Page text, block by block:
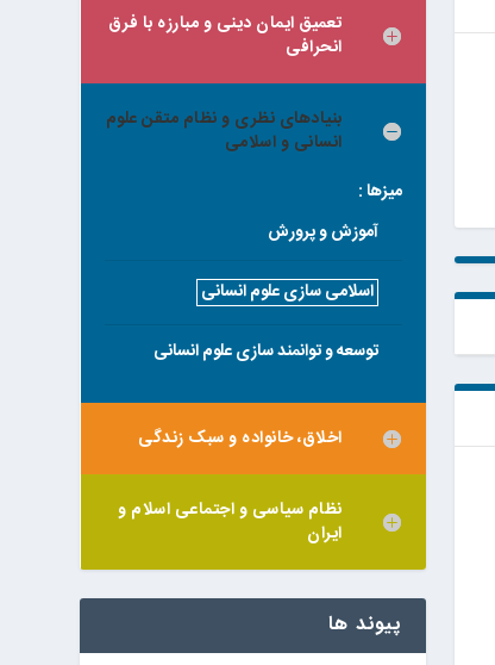
تعمیق ایمان دینی و مبارزه با فرق
انحرافی
بنیادهای نظری و نظام متقن علوم
انسانی و اسلامی
میزها :
آموزش و پرورش
اسلامی سازی علوم انسانی
توسعه و توانمند سازی علوم انسانی
اخلاق، خانواده و سبک زندگی
نظام سیاسی و اجتماعی اسلام و
ایران
پیوند ها